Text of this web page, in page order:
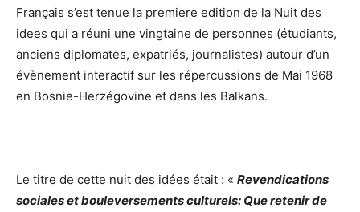
Français s’est tenue la premiere edition de la Nuit des
idees qui a réuni une vingtaine de personnes (étudiants,
anciens diplomates, expatriés, journalistes) autour d’un
évènement interactif sur les répercussions de Mai 1968
en Bosnie-Herzégovine et dans les Balkans.
Le titre de cette nuit des idées était : « Revendications
sociales et bouleversements culturels: Que retenir de